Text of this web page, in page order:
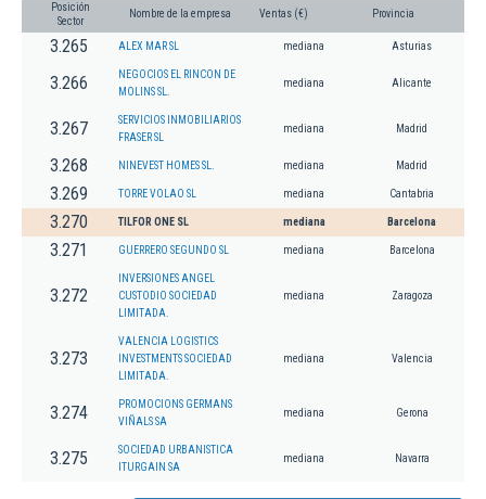
Posición
Sector
Nombre de la empresa Ventas (€) Provincia
3.265 ALEX MAR SL mediana Asturias
3.266
NEGOCIOS EL RINCON DE
MOLINS SL.
mediana Alicante
3.267
SERVICIOS INMOBILIARIOS
FRASER SL
mediana Madrid
3.268 NINEVEST HOMES SL. mediana Madrid
3.269 TORRE VOLAO SL mediana Cantabria
3.270 TILFOR ONE SL mediana Barcelona
3.271 GUERRERO SEGUNDO SL mediana Barcelona
3.272
INVERSIONES ANGEL
CUSTODIO SOCIEDAD
LIMITADA.
mediana Zaragoza
3.273
VALENCIA LOGISTICS
INVESTMENTS SOCIEDAD
LIMITADA.
mediana Valencia
3.274
PROMOCIONS GERMANS
VIÑALS SA
mediana Gerona
3.275
SOCIEDAD URBANISTICA
ITURGAIN SA
mediana Navarra